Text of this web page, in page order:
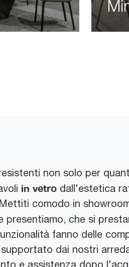
non solo per
in vetro dall'estetica
comodo in
presentiamo, che si
fanno delle
dai nostri
e assistenza dopo